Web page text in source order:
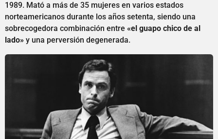
1989. Mató a más de 35 mujeres en varios estados
norteamericanos durante los años setenta, siendo una
sobrecogedora combinación entre «el guapo chico de al
lado» y una perversión degenerada.